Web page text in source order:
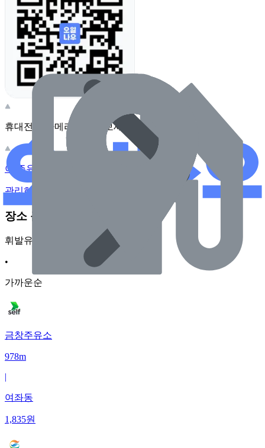
휴대전화 카메라로 찍어보세요
이 주유소의 사장님이신가요?
관리하기
장소 근처 주유소
휘발유
•
가까운순
금창주유소
978m
|
여좌동
1,835원